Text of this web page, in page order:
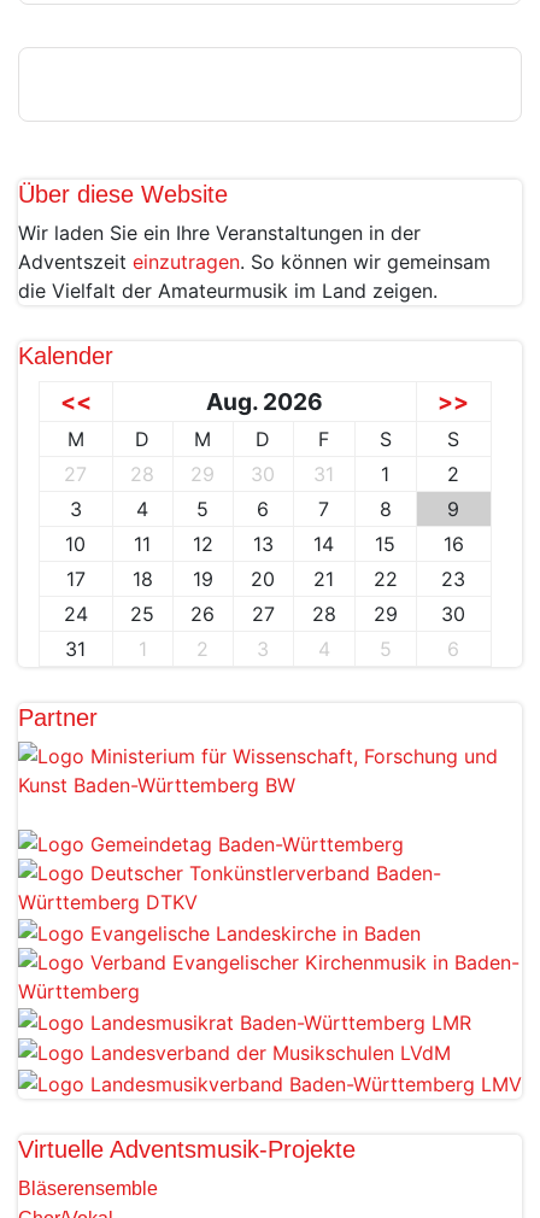
Über diese Website
Wir laden Sie ein Ihre Veranstaltungen in der
Adventszeit einzutragen. So können wir gemeinsam
die Vielfalt der Amateurmusik im Land zeigen.
Kalender
<< Aug. 2026 >>
M D M D F S
S
27
28 29 30 31 1
2
3
4 5 6 7 8
9
10
11 12 13 14 15
16
17
18 19 20 21 22
23
24
25 26 27 28 29
30
31
1 2 3 4 5 6
Partner
Virtuelle Adventsmusik-Projekte
Bläserensemble